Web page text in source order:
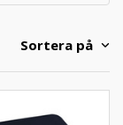
Sortera på